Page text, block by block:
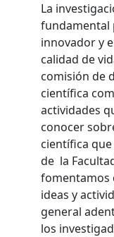
La
fundamental
innovador y
calidad de
comisión de
científica
actividades
conocer
científica
de la
fomentamos
ideas y
general
los